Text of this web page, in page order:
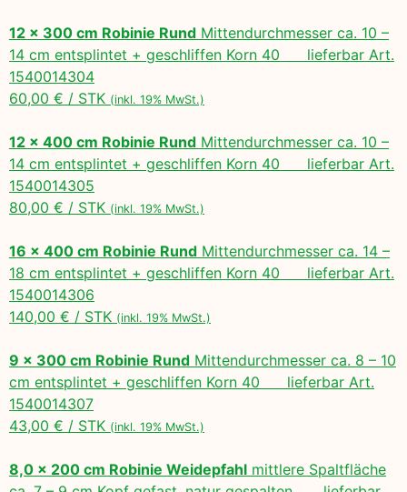
12 x 300 cm Robinie Rund Mittendurchmesser ca. 10 –
14 cm entsplintet + geschliffen Korn 40 lieferbar Art.
1540014304
60,00 € / STK (inkl. 19% MwSt.)
12 x 400 cm Robinie Rund Mittendurchmesser ca. 10 –
14 cm entsplintet + geschliffen Korn 40 lieferbar Art.
1540014305
80,00 € / STK (inkl. 19% MwSt.)
16 x 400 cm Robinie Rund Mittendurchmesser ca. 14 –
18 cm entsplintet + geschliffen Korn 40 lieferbar Art.
1540014306
140,00 € / STK (inkl. 19% MwSt.)
9 x 300 cm Robinie Rund Mittendurchmesser ca. 8 – 10
cm entsplintet + geschliffen Korn 40 lieferbar Art.
1540014307
43,00 € / STK (inkl. 19% MwSt.)
8,0 x 200 cm Robinie Weidepfahl mittlere Spaltfläche